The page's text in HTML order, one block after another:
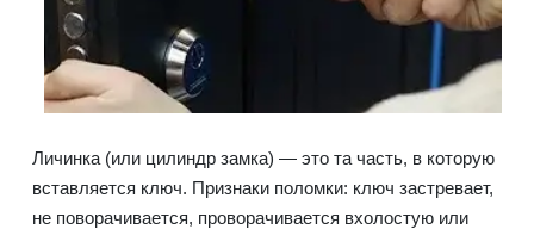
Личинка (или цилиндр замка) — это та часть, в которую
вставляется ключ. Признаки поломки: ключ застревает,
не поворачивается, проворачивается вхолостую или